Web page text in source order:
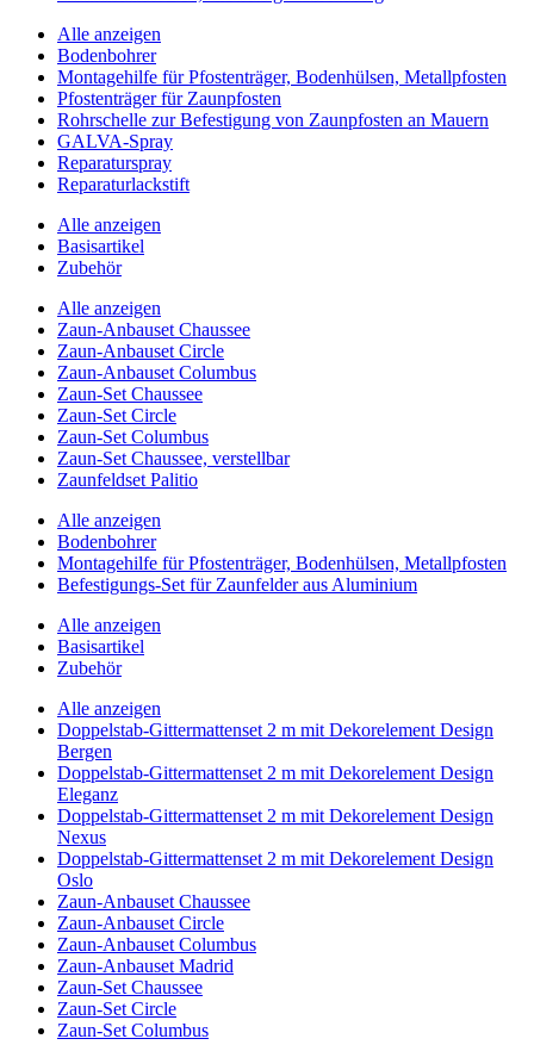
Alle anzeigen
Bodenbohrer
Montagehilfe für Pfostenträger, Bodenhülsen, Metallpfosten
Pfostenträger für Zaunpfosten
Rohrschelle zur Befestigung von Zaunpfosten an Mauern
GALVA-Spray
Reparaturspray
Reparaturlackstift
Alle anzeigen
Basisartikel
Zubehör
Alle anzeigen
Zaun-Anbauset Chaussee
Zaun-Anbauset Circle
Zaun-Anbauset Columbus
Zaun-Set Chaussee
Zaun-Set Circle
Zaun-Set Columbus
Zaun-Set Chaussee, verstellbar
Zaunfeldset Palitio
Alle anzeigen
Bodenbohrer
Montagehilfe für Pfostenträger, Bodenhülsen, Metallpfosten
Befestigungs-Set für Zaunfelder aus Aluminium
Alle anzeigen
Basisartikel
Zubehör
Alle anzeigen
Doppelstab-Gittermattenset 2 m mit Dekorelement Design
Bergen
Doppelstab-Gittermattenset 2 m mit Dekorelement Design
Eleganz
Doppelstab-Gittermattenset 2 m mit Dekorelement Design
Nexus
Doppelstab-Gittermattenset 2 m mit Dekorelement Design
Oslo
Zaun-Anbauset Chaussee
Zaun-Anbauset Circle
Zaun-Anbauset Columbus
Zaun-Anbauset Madrid
Zaun-Set Chaussee
Zaun-Set Circle
Zaun-Set Columbus